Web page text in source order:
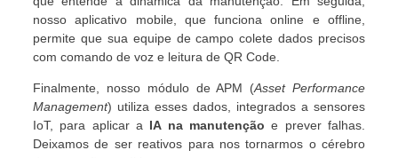
nosso aplicativo mobile, que funciona online e offline,
permite que sua equipe de campo colete dados precisos
com comando de voz e leitura de QR Code.
Finalmente, nosso módulo de APM (Asset Performance
Management) utiliza esses dados, integrados a sensores
IoT, para aplicar a IA na manutenção e prever falhas.
Deixamos de ser reativos para nos tornarmos o cérebro